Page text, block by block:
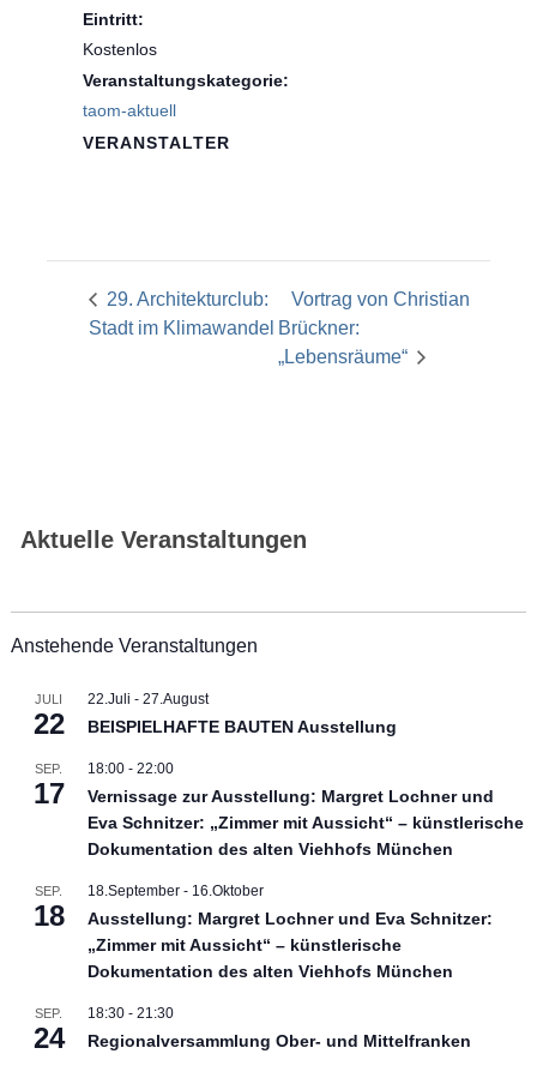
Eintritt:
Kostenlos
Veranstaltungskategorie:
taom-aktuell
VERANSTALTER
29. Architekturclub:
Stadt im Klimawandel
Vortrag von Christian
Brückner:
„Lebensräume“
Aktuelle Veranstaltungen
Anstehende Veranstaltungen
JULI
22
22.Juli - 27.August
BEISPIELHAFTE BAUTEN Ausstellung
SEP.
17
18:00- 22:00
Vernissage zur Ausstellung: Margret Lochner und
Eva Schnitzer: „Zimmer mit Aussicht“ – künstlerische
Dokumentation des alten Viehhofs München
SEP.
18
18.September- 16.Oktober
Ausstellung: Margret Lochner und Eva Schnitzer:
„Zimmer mit Aussicht“ – künstlerische
Dokumentation des alten Viehhofs München
SEP.
24
18:30- 21:30
Regionalversammlung Ober- und Mittelfranken